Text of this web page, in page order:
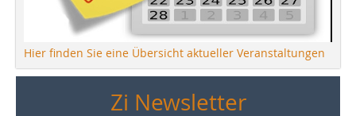
Hier finden Sie eine Übersicht aktueller Veranstaltungen
Zi Newsletter